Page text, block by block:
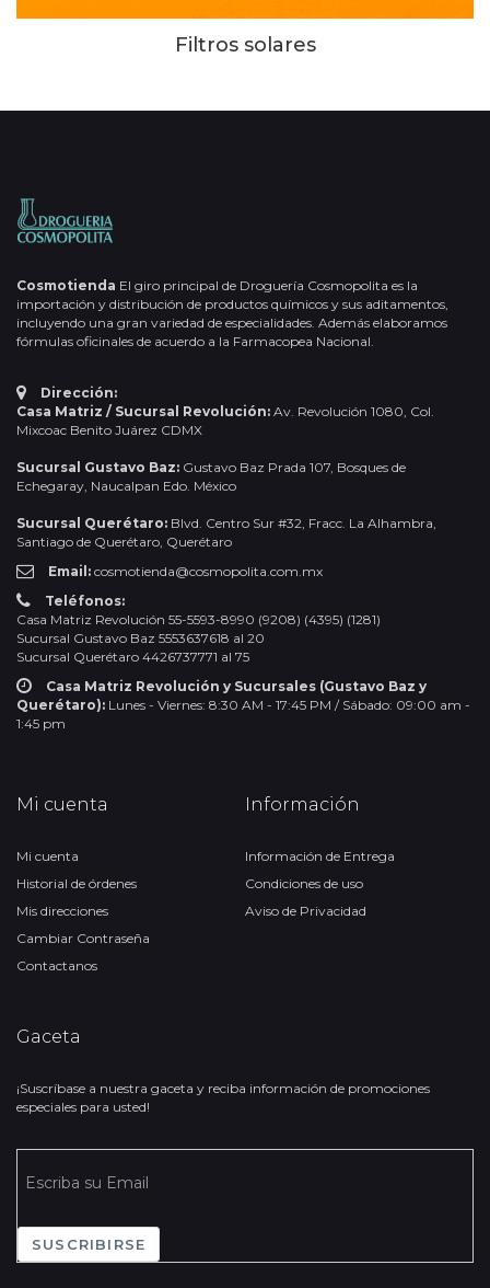
Filtros solares
Cosmotienda El giro principal de Droguería Cosmopolita es la
importación y distribución de productos químicos y sus aditamentos,
incluyendo una gran variedad de especialidades. Además elaboramos
fórmulas oficinales de acuerdo a la Farmacopea Nacional.
Dirección:
Casa Matriz / Sucursal Revolución: Av. Revolución 1080, Col.
Mixcoac Benito Juárez CDMX
Sucursal Gustavo Baz: Gustavo Baz Prada 107, Bosques de
Echegaray, Naucalpan Edo. México
Sucursal Querétaro: Blvd. Centro Sur #32, Fracc. La Alhambra,
Santiago de Querétaro, Querétaro
Email: cosmotienda@cosmopolita.com.mx
Teléfonos:
Casa Matriz Revolución 55-5593-8990 (9208) (4395) (1281)
Sucursal Gustavo Baz 5553637618 al 20
Sucursal Querétaro 4426737771 al 75
Casa Matriz Revolución y Sucursales (Gustavo Baz y
Querétaro): Lunes - Viernes: 8:30 AM - 17:45 PM / Sábado: 09:00 am -
1:45 pm
Mi cuenta
Mi cuenta
Historial de órdenes
Mis direcciones
Cambiar Contraseña
Contactanos
Información
Información de Entrega
Condiciones de uso
Aviso de Privacidad
Gaceta
¡Suscríbase a nuestra gaceta y reciba información de promociones
especiales para usted!
SUSCRIBIRSE